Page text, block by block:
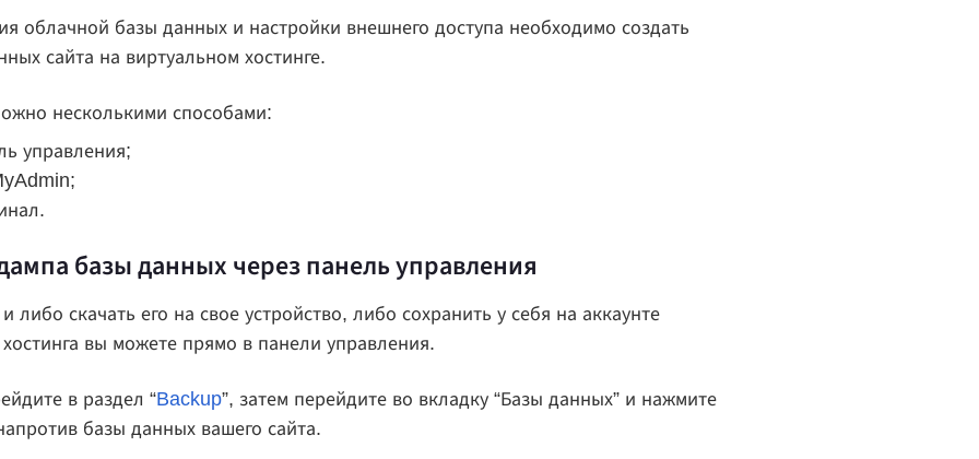
облачной базы данных и настройки внешнего доступа необходимо создать
сайта на виртуальном хостинге.
несколькими способами:
управления;
базы данных через панель управления
либо скачать его на свое устройство, либо сохранить у себя на аккаунте
хостинга вы можете прямо в панели управления.
в раздел “Backup”, затем перейдите во вкладку “Базы данных” и нажмите
базы данных вашего сайта.